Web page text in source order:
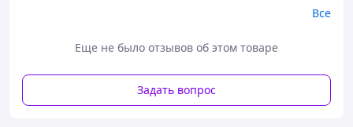
Все
Еще не было отзывов об этом товаре
Задать вопрос